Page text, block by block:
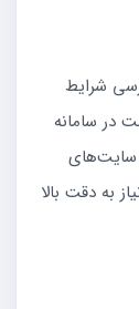
شرایط
در سامانه
سایت‌های
به دقت بالا